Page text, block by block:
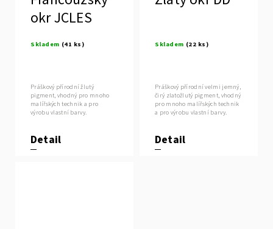
okr JCLES
Skladem (41 ks)
Detail
Práškový přírodní žlutý
pigment, vhodný pro mnoho
malířských technik a pro
výrobu vlastní barvy.
Skladem (22 ks)
Detail
Práškový přírodní velmi jemný,
čirý zlatožlutý pigment, vhodný
pro mnoho malířských technik
a pro výrobu vlastní barvy.